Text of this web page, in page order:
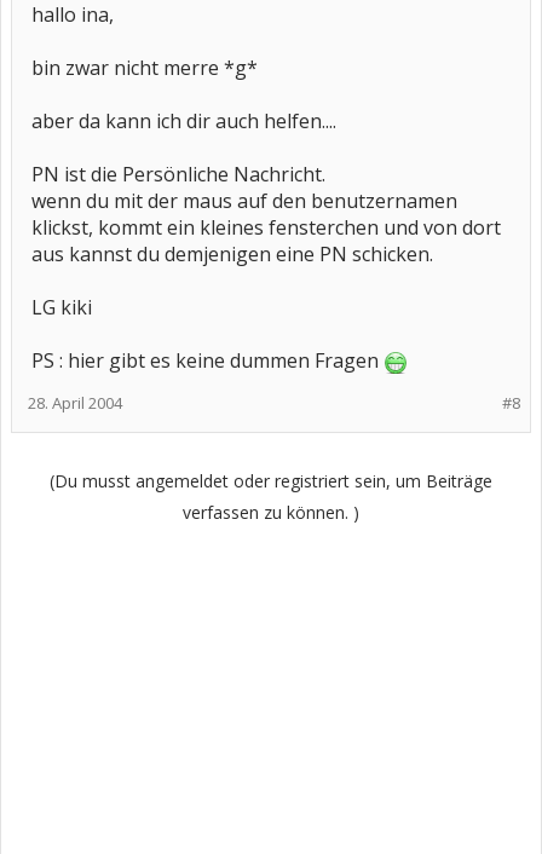
hallo ina,
bin zwar nicht merre *g*
aber da kann ich dir auch helfen....
PN ist die Persönliche Nachricht.
wenn du mit der maus auf den benutzernamen
klickst, kommt ein kleines fensterchen und von dort
aus kannst du demjenigen eine PN schicken.
LG kiki
PS : hier gibt es keine dummen Fragen
#8
28. April 2004
(Du musst angemeldet oder registriert sein, um Beiträge
verfassen zu können. )